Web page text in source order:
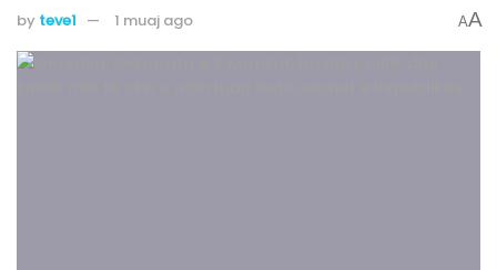
by teve1 1 muaj ago AA